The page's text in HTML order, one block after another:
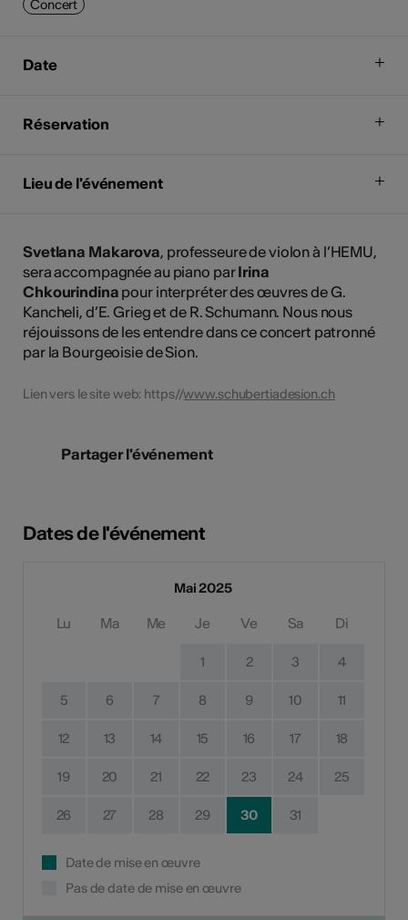
Concert
Date
Réservation
Lieu de l'événement
Svetlana Makarova, professeure de violon à l’HEMU,
sera accompagnée au piano parIrina
Chkourindina pour interpréter des œuvres de G.
Kancheli, d’E. Grieg et de R. Schumann. Nous nous
réjouissons de les entendre dans ce concert patronné
par la Bourgeoisie de Sion.
Lien vers le site web: https//www.schubertiadesion.ch
Partager l'événement
Dates de l'événement
Mai 2025
Lu Ma Me Je Ve Sa Di
1 2 3 4
5 6 7 8 9 10 11
12 13 14 15 16 17 18
19 20 21 22 23 24 25
26 27 28 29 30 31
Date de mise en œuvre
Pas de date de mise en œuvre